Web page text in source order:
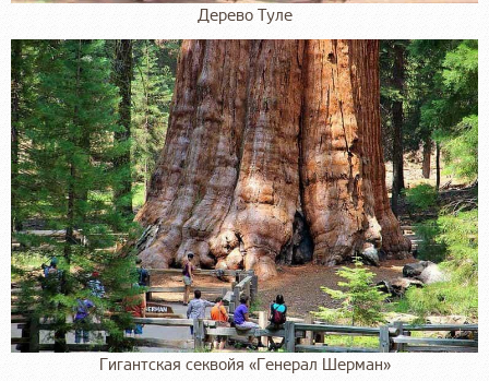
Дерево Туле
Гигантская секвойя «Генерал Шерман»